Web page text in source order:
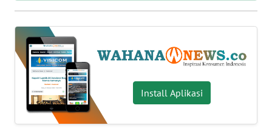
Install Aplikasi
NASIONAL
DAERAH
POLHUKAM
KRIMINAL